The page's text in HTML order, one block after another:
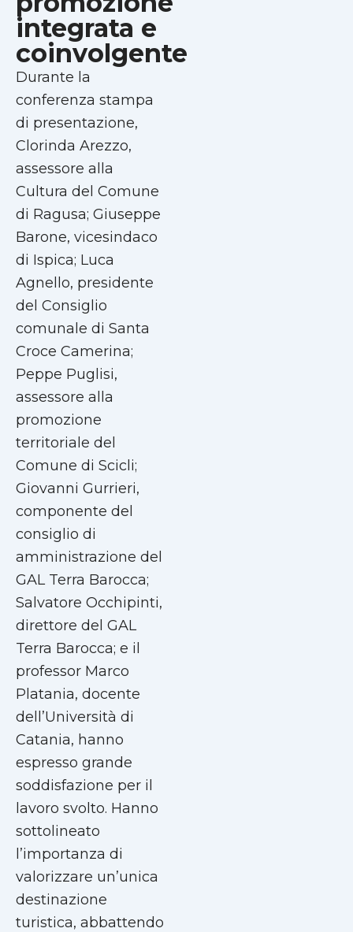
integrata e
coinvolgente
Durante la
conferenza stampa
di presentazione,
Clorinda Arezzo,
assessore alla
Cultura del Comune
di Ragusa; Giuseppe
Barone, vicesindaco
di Ispica; Luca
Agnello, presidente
del Consiglio
comunale di Santa
Croce Camerina;
Peppe Puglisi,
assessore alla
promozione
territoriale del
Comune di Scicli;
Giovanni Gurrieri,
componente del
consiglio di
amministrazione del
GAL Terra Barocca;
Salvatore Occhipinti,
direttore del GAL
Terra Barocca; e il
professor Marco
Platania, docente
dell’Università di
Catania, hanno
espresso grande
soddisfazione per il
lavoro svolto. Hanno
sottolineato
l’importanza di
valorizzare un’unica
destinazione
turistica, abbattendo